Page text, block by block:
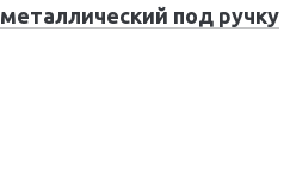
металлический под ручку